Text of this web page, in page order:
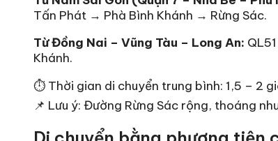
Tấn Phát → Phà Bình Khánh → Rừng Sác.
Từ Đồng Nai – Vũng Tàu – Long An:
Khánh.
⏱ Thời gian di chuyển trung bình: 1,5 – 2
📌 Lưu ý: Đường Rừng Sác rộng, thoáng